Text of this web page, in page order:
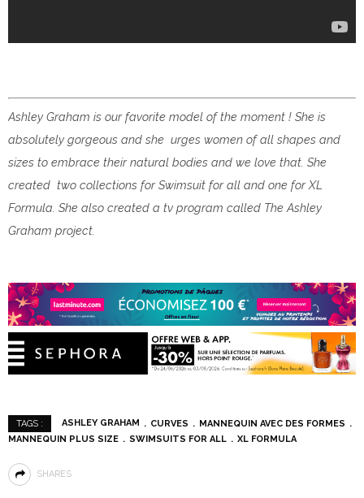
Ashley Graham is our favorite model of the moment ! She is
absolutely gorgeous and she urges women of all shapes and
sizes to embrace their natural bodies and we love that. She
created two collections for Swimsuit for all and one for XL
Formula. She also created a tv program called The Ashley
Graham project.
TAGS : ASHLEY GRAHAM CURVES
MANNEQUIN AVEC DES FORMES
MANNEQUIN PLUS SIZE
SWIMSUITS FOR ALL XL FORMULA
SHARES